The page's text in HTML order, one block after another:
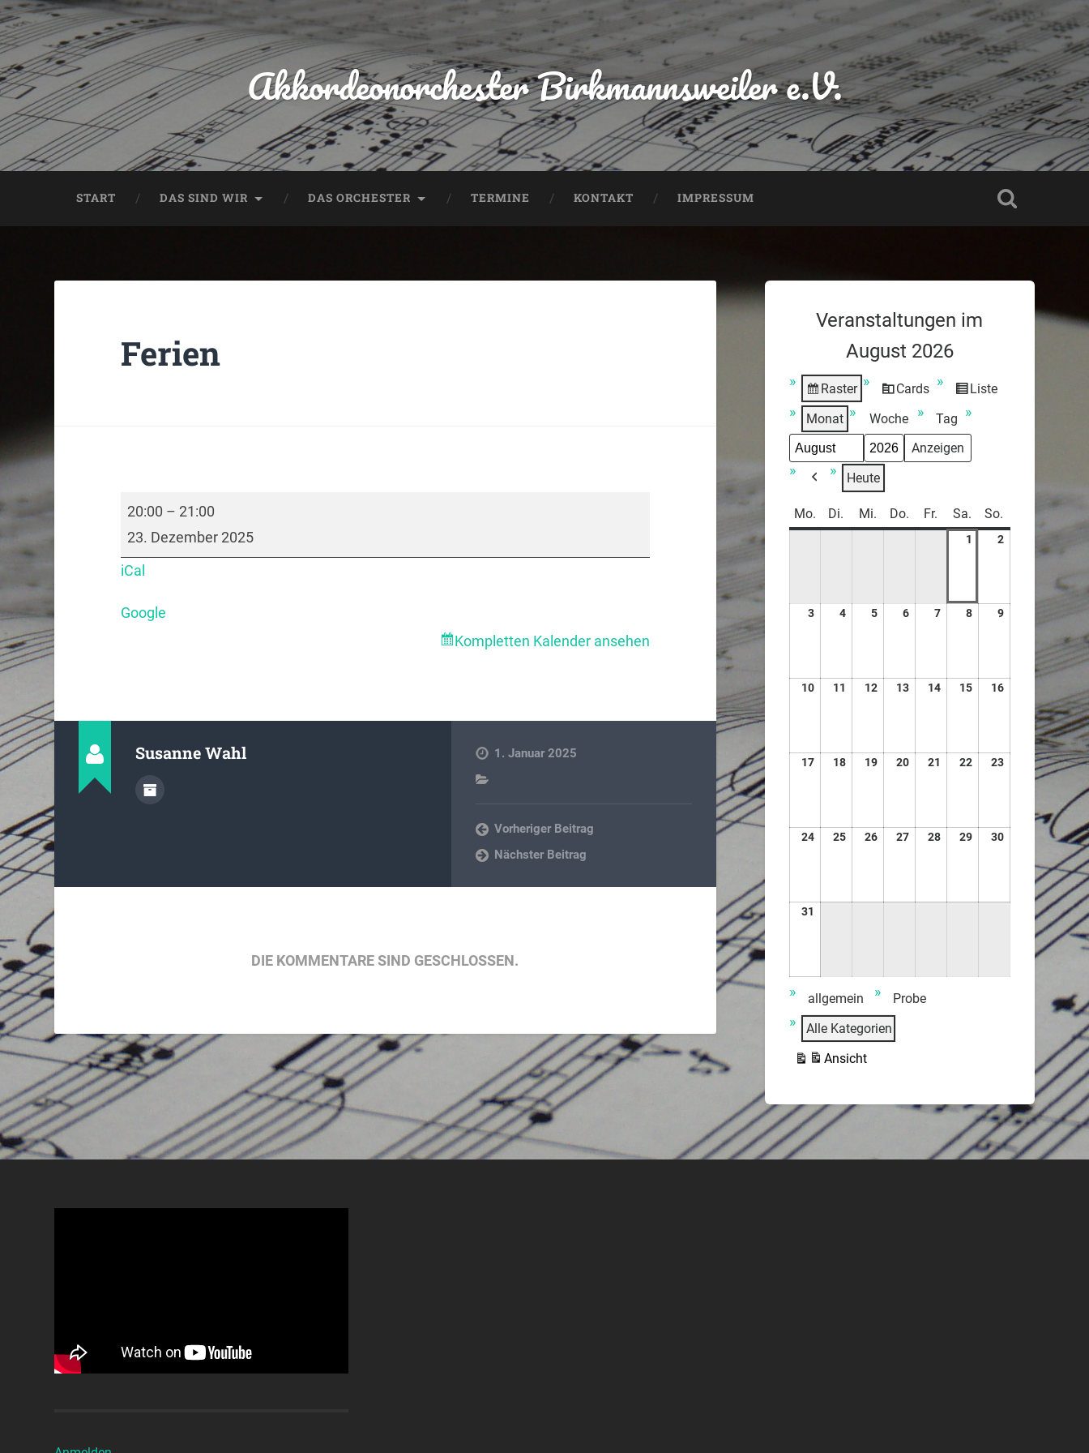
Akkordeonorchester Birkmannsweiler e.V.
START DAS SIND WIR DAS ORCHESTER TERMINE KONTAKT IMPRESSUM
Ferien
20:00 – 21:00
23. Dezember 2025
iCal
Google
Kompletten Kalender ansehen
Susanne Wahl 1. Januar 2025
Vorheriger Beitrag
Nächster Beitrag
DIE KOMMENTARE SIND GESCHLOSSEN.
Veranstaltungen im
August 2026
Anzeigen
als
Raster
View
as
Cards
Ansicht
als
Liste
Monat
Woche Tag
Monat
Jahr
Zurück
Heute
Mo. Di. Mi. Do. Fr. Sa. So.
1 2
3 4 5 6 7 8 9
10 11 12 13 14 15 16
17 18 19 20 21 22 23
24 25 26 27 28 29 30
31
Veranstaltungskategorien
allgemein
Probe
Alle Kategorien
Ansicht
ausdrucken